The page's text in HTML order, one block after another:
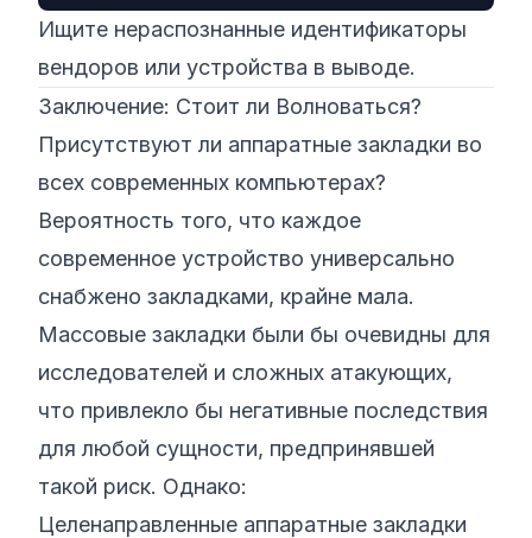
Ищите нераспознанные идентификаторы
вендоров или устройства в выводе.
Заключение: Стоит ли Волноваться?
Присутствуют ли аппаратные закладки во
всех современных компьютерах?
Вероятность того, что каждое
современное устройство универсально
снабжено закладками, крайне мала.
Массовые закладки были бы очевидны для
исследователей и сложных атакующих,
что привлекло бы негативные последствия
для любой сущности, предпринявшей
такой риск. Однако:
Целенаправленные аппаратные закладки